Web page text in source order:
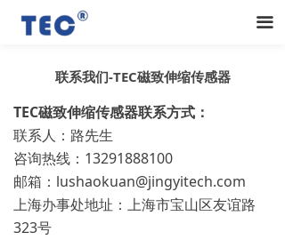
끀
联系我们-TEC磁致伸缩传感器
TEC磁致伸缩传感器联系方式：
联系人：路先生
咨询热线：13291888100
邮箱：lushaokuan@jingyitech.com
上海办事处地址：上海市宝山区友谊路
323号